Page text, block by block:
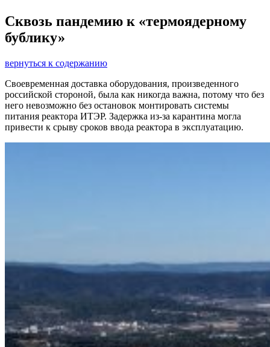
Сквозь пандемию к «термоядерному
бублику»
вернуться к содержанию
Своевременная доставка оборудования, произведенного
российской стороной, была как никогда важна, потому что без
него невозможно без остановок монтировать системы
питания реактора ИТЭР. Задержка из-за карантина могла
привести к срыву сроков ввода реактора в эксплуатацию.